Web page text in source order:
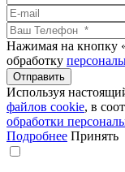
Нажимая на кнопку
обработку
Используя
файлов сookie, в
обработки
Подробнее Принять